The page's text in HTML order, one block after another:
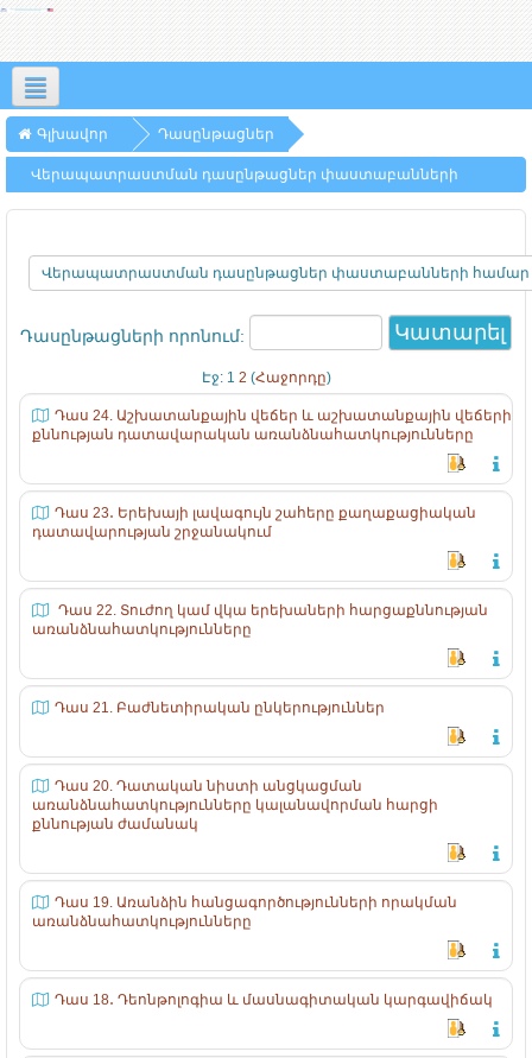
Հայերեն ‎(hy)‎
Գլխավոր Դասընթացներ
Վերապատրաստման դասընթացներ փաստաբանների
համար
Դասընթացների որոնում:
Էջ: 1 2 (Հաջորդը)
Դաս 24. Աշխատանքային վեճեր և աշխատանքային վեճերի
քննության դատավարական առանձնահատկությունները
Դաս 23․ Երեխայի լավագույն շահերը քաղաքացիական
դատավարության շրջանակում
առանձնահատկությունները
Դաս 21. Բաժնետիրական ընկերություններ
Դաս 20. Դատական նիստի անցկացման
առանձնահատկությունները կալանավորման հարցի
քննության ժամանակ
Դաս 19. Առանձին հանցագործությունների որակման
առանձնահատկությունները
Դաս 18․ Դեոնթոլոգիա և մասնագիտական կարգավիճակ